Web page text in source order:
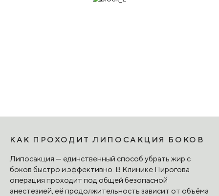
КАК ПРОХОДИТ ЛИПОСАКЦИЯ БОКОВ
Липосакция — единственный способ убрать жир с
боков быстро и эффективно. В Клинике Пирогова
операция проходит под общей безопасной
анестезией, её продолжительность зависит от объёма